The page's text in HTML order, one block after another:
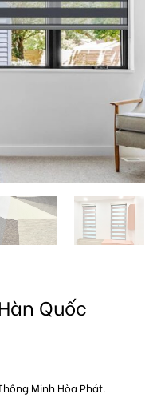
Quốc
Minh Hòa Phát.